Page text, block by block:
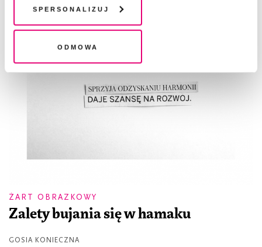
plików cookie". Wycofanie zgody nie wpływa na
legalność przetwarzania danych przed jej wycofaniem
Spersonalizuj
Odmowa
ŻART OBRAZKOWY
Zalety bujania się w hamaku
GOSIA KONIECZNA